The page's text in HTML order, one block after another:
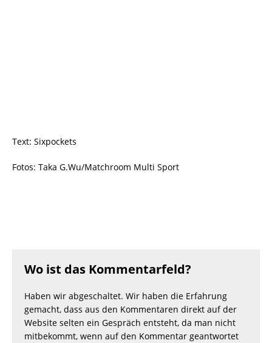
Text: Sixpockets
Fotos: Taka G.Wu/Matchroom Multi Sport
Wo ist das Kommentarfeld?
Haben wir abgeschaltet. Wir haben die Erfahrung
gemacht, dass aus den Kommentaren direkt auf der
Website selten ein Gespräch entsteht, da man nicht
mitbekommt, wenn auf den Kommentar geantwortet